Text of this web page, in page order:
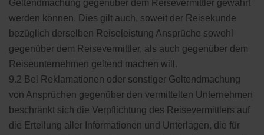
Geltendmachung gegenüber dem Reisevermittler gewahrt
werden können. Dies gilt auch, soweit der Reisekunde
bezüglich derselben Reiseleistung Ansprüche sowohl
gegenüber dem Reisevermittler, als auch gegenüber dem
Reiseunternehmen geltend machen will.
9.2 Bei Reklamationen oder sonstiger Geltendmachung
von Ansprüchen gegenüber den vermittelten Unternehmen
beschränkt sich die Verpflichtung des Reisevermittlers auf
die Erteilung aller Informationen und Unterlagen, die für